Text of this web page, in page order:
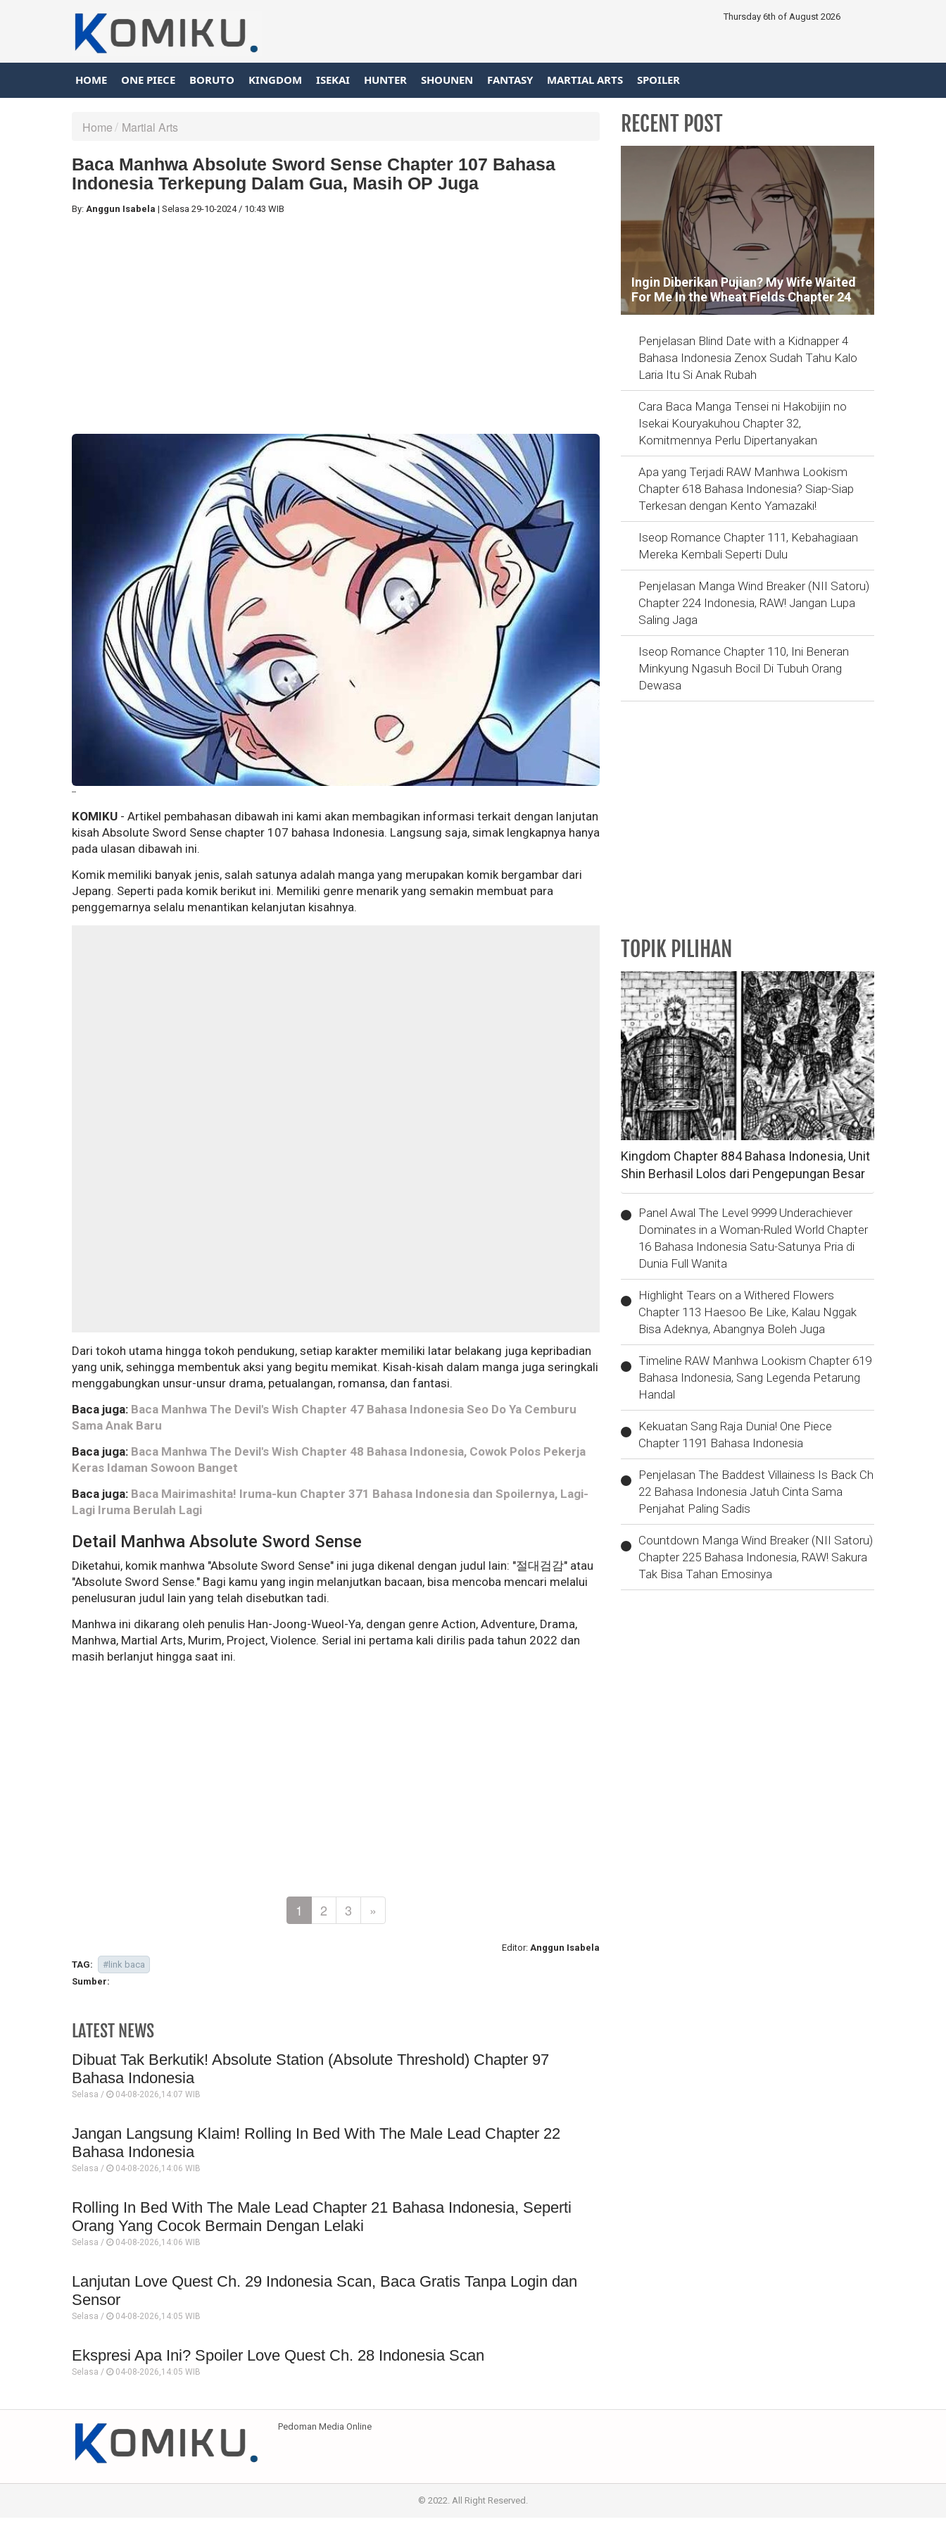
Thursday 6th of August 2026
HOME ONE PIECE BORUTO KINGDOM ISEKAI HUNTER SHOUNEN FANTASY MARTIAL ARTS SPOILER
Home Martial Arts
Baca Manhwa Absolute Sword Sense Chapter 107 Bahasa
Indonesia Terkepung Dalam Gua, Masih OP Juga
By: Anggun Isabela | Selasa 29-10-2024 / 10:43 WIB
--
KOMIKU - Artikel pembahasan dibawah ini kami akan membagikan informasi terkait dengan lanjutan
kisah Absolute Sword Sense chapter 107 bahasa Indonesia. Langsung saja, simak lengkapnya hanya
pada ulasan dibawah ini.
Komik memiliki banyak jenis, salah satunya adalah manga yang merupakan komik bergambar dari
Jepang. Seperti pada komik berikut ini. Memiliki genre menarik yang semakin membuat para
penggemarnya selalu menantikan kelanjutan kisahnya.
Dari tokoh utama hingga tokoh pendukung, setiap karakter memiliki latar belakang juga kepribadian
yang unik, sehingga membentuk aksi yang begitu memikat. Kisah-kisah dalam manga juga seringkali
menggabungkan unsur-unsur drama, petualangan, romansa, dan fantasi.
Baca juga: Baca Manhwa The Devil's Wish Chapter 47 Bahasa Indonesia Seo Do Ya Cemburu
Sama Anak Baru
Baca juga: Baca Manhwa The Devil's Wish Chapter 48 Bahasa Indonesia, Cowok Polos Pekerja
Keras Idaman Sowoon Banget
Baca juga: Baca Mairimashita! Iruma-kun Chapter 371 Bahasa Indonesia dan Spoilernya, Lagi-
Lagi Iruma Berulah Lagi
Detail Manhwa Absolute Sword Sense
Diketahui, komik manhwa "Absolute Sword Sense" ini juga dikenal dengan judul lain: "절대검감" atau
"Absolute Sword Sense." Bagi kamu yang ingin melanjutkan bacaan, bisa mencoba mencari melalui
penelusuran judul lain yang telah disebutkan tadi.
Manhwa ini dikarang oleh penulis Han-Joong-Wueol-Ya, dengan genre Action, Adventure, Drama,
Manhwa, Martial Arts, Murim, Project, Violence. Serial ini pertama kali dirilis pada tahun 2022 dan
masih berlanjut hingga saat ini.
1 2 3 »
Editor: Anggun Isabela
TAG:
#link baca
Sumber:
LATEST NEWS
Dibuat Tak Berkutik! Absolute Station (Absolute Threshold) Chapter 97
Bahasa Indonesia
Selasa / 04-08-2026,14:07 WIB
Jangan Langsung Klaim! Rolling In Bed With The Male Lead Chapter 22
Bahasa Indonesia
Selasa / 04-08-2026,14:06 WIB
Rolling In Bed With The Male Lead Chapter 21 Bahasa Indonesia, Seperti
Orang Yang Cocok Bermain Dengan Lelaki
Selasa / 04-08-2026,14:06 WIB
Lanjutan Love Quest Ch. 29 Indonesia Scan, Baca Gratis Tanpa Login dan
Sensor
Selasa / 04-08-2026,14:05 WIB
Ekspresi Apa Ini? Spoiler Love Quest Ch. 28 Indonesia Scan
Selasa / 04-08-2026,14:05 WIB
RECENT POST
Ingin Diberikan Pujian? My Wife Waited
For Me In the Wheat Fields Chapter 24
Penjelasan Blind Date with a Kidnapper 4
Bahasa Indonesia Zenox Sudah Tahu Kalo
Laria Itu Si Anak Rubah
Cara Baca Manga Tensei ni Hakobijin no
Isekai Kouryakuhou Chapter 32,
Komitmennya Perlu Dipertanyakan
Apa yang Terjadi RAW Manhwa Lookism
Chapter 618 Bahasa Indonesia? Siap-Siap
Terkesan dengan Kento Yamazaki!
Iseop Romance Chapter 111, Kebahagiaan
Mereka Kembali Seperti Dulu
Penjelasan Manga Wind Breaker (NII Satoru)
Chapter 224 Indonesia, RAW! Jangan Lupa
Saling Jaga
Iseop Romance Chapter 110, Ini Beneran
Minkyung Ngasuh Bocil Di Tubuh Orang
Dewasa
TOPIK PILIHAN
Kingdom Chapter 884 Bahasa Indonesia, Unit
Shin Berhasil Lolos dari Pengepungan Besar
Panel Awal The Level 9999 Underachiever
Dominates in a Woman-Ruled World Chapter
16 Bahasa Indonesia Satu-Satunya Pria di
Dunia Full Wanita
Highlight Tears on a Withered Flowers
Chapter 113 Haesoo Be Like, Kalau Nggak
Bisa Adeknya, Abangnya Boleh Juga
Timeline RAW Manhwa Lookism Chapter 619
Bahasa Indonesia, Sang Legenda Petarung
Handal
Kekuatan Sang Raja Dunia! One Piece
Chapter 1191 Bahasa Indonesia
Penjelasan The Baddest Villainess Is Back Ch
22 Bahasa Indonesia Jatuh Cinta Sama
Penjahat Paling Sadis
Countdown Manga Wind Breaker (NII Satoru)
Chapter 225 Bahasa Indonesia, RAW! Sakura
Tak Bisa Tahan Emosinya
Pedoman Media Online
© 2022. All Right Reserved.